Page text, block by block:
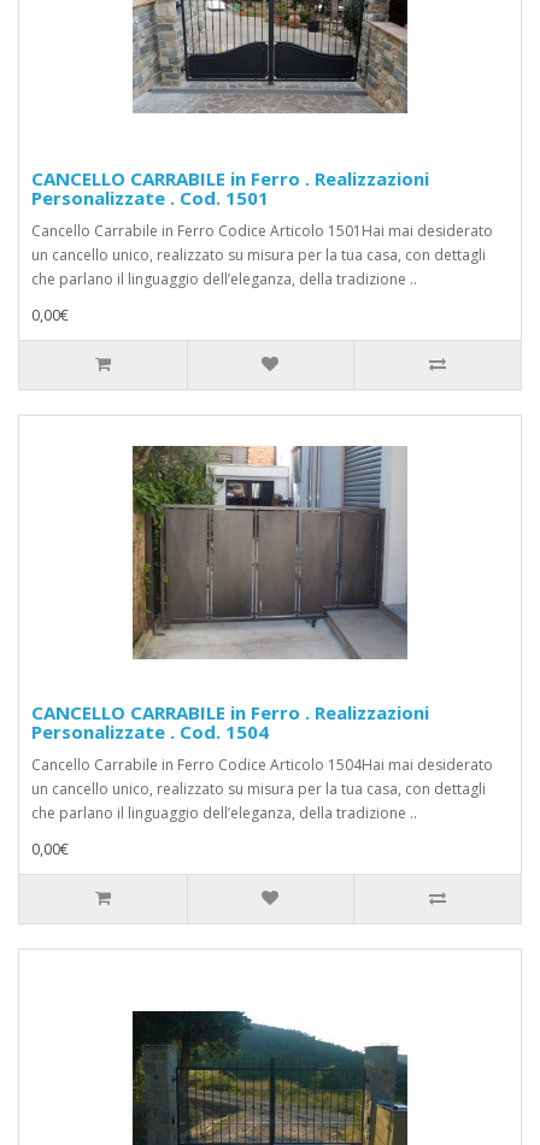
CANCELLO CARRABILE in Ferro . Realizzazioni
Personalizzate . Cod. 1501
Cancello Carrabile in Ferro Codice Articolo 1501Hai mai desiderato
un cancello unico, realizzato su misura per la tua casa, con dettagli
che parlano il linguaggio dell’eleganza, della tradizione ..
0,00€
CANCELLO CARRABILE in Ferro . Realizzazioni
Personalizzate . Cod. 1504
Cancello Carrabile in Ferro Codice Articolo 1504Hai mai desiderato
un cancello unico, realizzato su misura per la tua casa, con dettagli
che parlano il linguaggio dell’eleganza, della tradizione ..
0,00€